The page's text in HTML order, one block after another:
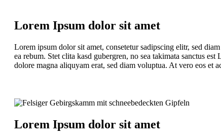
Lorem Ipsum dolor sit amet
Lorem ipsum dolor sit amet, consetetur sadipscing elitr, sed
ea rebum. Stet clita kasd gubergren, no sea takimata sanctus
dolore magna aliquyam erat, sed diam voluptua. At vero eos et
Lorem Ipsum dolor sit amet